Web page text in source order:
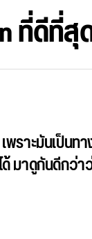
ที่ดีที่สุ
พราะมันเป็น
มาดูกันดีกว่า